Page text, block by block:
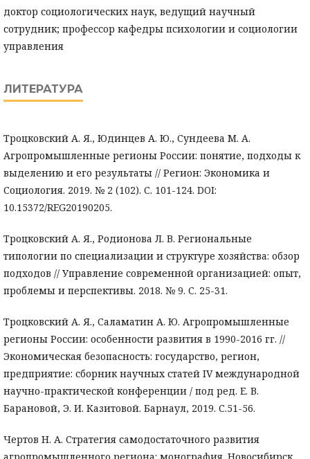
доктор социологических наук, ведущий научный
сотрудник; профессор кафедры психологии и социологии
управления
ЛИТЕРАТУРА
Троцковский А. Я., Юдинцев А. Ю., Сундеева М. А.
Агропромышленные регионы России: понятие, подходы к
выделению и его результаты // Регион: Экономика и
Социология. 2019. № 2 (102). С. 101-124. DOI:
10.15372/REG20190205.
Троцковский А. Я., Родионова Л. В. Региональные
типологии по специализации и структуре хозяйства: обзор
подходов // Управление современной организацией: опыт,
проблемы и перспективы. 2018. № 9. С. 25-31.
Троцковский А. Я., Саламатин А. Ю. Агропромышленные
регионы России: особенности развития в 1990-2016 гг. //
Экономическая безопасность: государство, регион,
предприятие: сборник научных статей IV международной
научно-практической конференции / под ред. Е. В.
Барановой, Э. И. Казитовой. Барнаул, 2019. С.51-56.
Чертов Н. А. Стратегия самодостаточного развития